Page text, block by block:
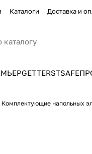
Каталоги Доставка и
GETTERSTSAFE
Комплектующие напольных